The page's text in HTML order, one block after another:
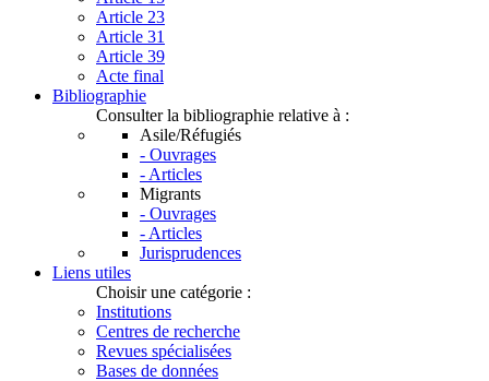
Article 23
Article 31
Article 39
Acte final
Bibliographie
Consulter la bibliographie relative à :
Asile/Réfugiés
- Ouvrages
- Articles
Migrants
- Ouvrages
- Articles
Jurisprudences
Liens utiles
Choisir une catégorie :
Institutions
Centres de recherche
Revues spécialisées
Bases de données